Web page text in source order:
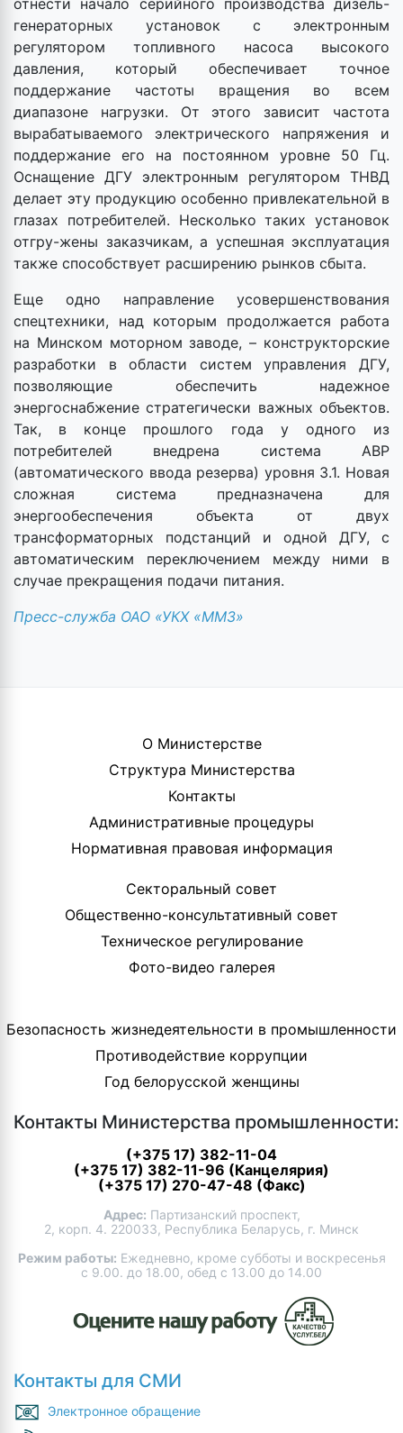
генераторных установок с электронным
регулятором топливного насоса высокого
давления, который обеспечивает точное
поддержание частоты вращения во всем
диапазоне нагрузки. От этого зависит частота
вырабатываемого электрического напряжения и
поддержание его на постоянном уровне 50 Гц.
Оснащение ДГУ электронным регулятором ТНВД
делает эту продукцию особенно привлекательной в
глазах потребителей. Несколько таких установок
отгру-жены заказчикам, а успешная эксплуатация
также способствует расширению рынков сбыта.
Еще одно направление усовершенствования
спецтехники, над которым продолжается работа
на Минском моторном заводе, – конструкторские
разработки в области систем управления ДГУ,
позволяющие обеспечить надежное
энергоснабжение стратегически важных объектов.
Так, в конце прошлого года у одного из
потребителей внедрена система АВР
(автоматического ввода резерва) уровня 3.1. Новая
сложная система предназначена для
энергообеспечения объекта от двух
трансформаторных подстанций и одной ДГУ, с
автоматическим переключением между ними в
случае прекращения подачи питания.
Пресс-служба ОАО «УКХ «ММЗ»
О Министерстве
Структура Министерства
Контакты
Административные процедуры
Нормативная правовая информация
Секторальный совет
Общественно-консультативный совет
Техническое регулирование
Фото-видео галерея
Безопасность жизнедеятельности в промышленности
Противодействие коррупции
Год белорусской женщины
Контакты Министерства промышленности:
(+375 17) 382-11-04
(+375 17) 382-11-96 (Канцелярия)
(+375 17) 270-47-48 (Факс)
Адрес: Партизанский проспект,
2, корп. 4. 220033, Республика Беларусь, г. Минск
Режим работы: Ежедневно, кроме субботы и воскресенья
с 9.00. до 18.00, обед с 13.00 до 14.00
Контакты для СМИ
Электронное обращение